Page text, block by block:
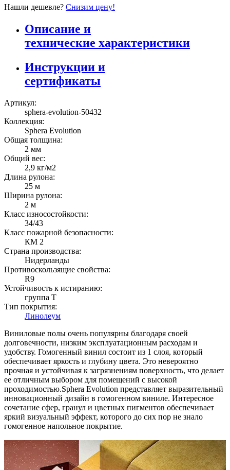
Нашли дешевле? Снизим цену!
Описание и
технические характеристики
Инструкции и
сертификаты
Артикул:
sphera-evolution-50432
Коллекция:
Sphera Evolution
Общая толщина:
2 мм
Общий вес:
2,9 кг/м2
Длина рулона:
25 м
Ширина рулона:
2 м
Класс износостойкости:
34/43
Класс пожарной безопасности:
КМ 2
Страна производства:
Нидерланды
Противоскользящие свойства:
R9
Устойчивость к истиранию:
группа T
Тип покрытия:
Линолеум
Виниловые полы очень популярны благодаря своей
долговечности, низким эксплуатационным расходам и
удобству. Гомогенный винил состоит из 1 слоя, который
обеспечивает яркость и глубину цвета. Это невероятно
прочная и устойчивая к загрязнениям поверхность, что делает
ее отличным выбором для помещений с высокой
проходимостью.Sphera Evolution представляет выразительный
инновационный дизайн в гомогенном виниле. Интересное
сочетание сфер, гранул и цветных пигментов обеспечивает
яркий визуальный эффект, которого до сих пор не знало
гомогенное напольное покрытие.